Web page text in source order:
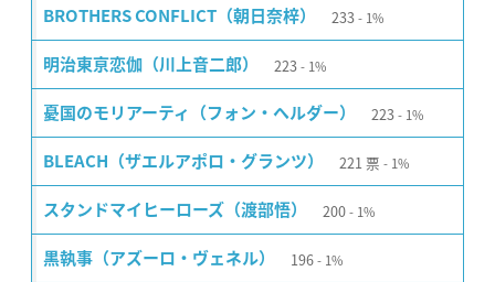
BROTHERS CONFLICT（朝日奈梓） 233 1%
明治東亰恋伽（川上音二郎） 223 1%
憂国のモリアーティ（フォン・ヘルダー） 223 1%
BLEACH（ザエルアポロ・グランツ） 221 票 1%
スタンドマイヒーローズ（渡部悟） 200 1%
黒執事（アズーロ・ヴェネル） 196 1%